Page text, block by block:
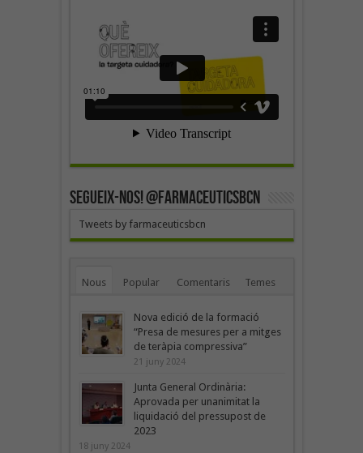
SEGUEIX-NOS! @farmaceuticsbcn
Tweets by farmaceuticsbcn
Nous Popular Comentaris Temes
Nova edició de la formació
“Presa de mesures per a mitges
de teràpia compressiva”
21 juny 2024
Junta General Ordinària:
Aprovada per unanimitat la
liquidació del pressupost de
2023
18 juny 2024